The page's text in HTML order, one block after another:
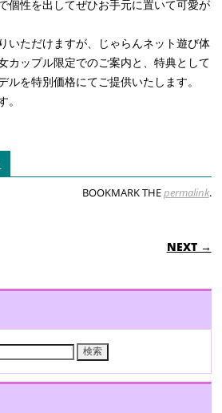
個性を出してぜひお手元に置いて可愛が
いただけますが、じゃらんネット遊び体
カップル限定でのご案内と、特典として
ルを特別価格にてご提供いたします。
。
BOOKMARK THEpermalink.
NEXT →